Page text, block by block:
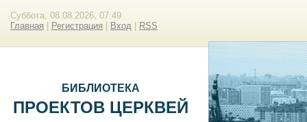
Суббота, 08.08.2026, 07:49
Главная
Регистрация Вход RSS
БИБЛИОТЕКА
ПРОЕКТОВ ЦЕРКВЕЙ